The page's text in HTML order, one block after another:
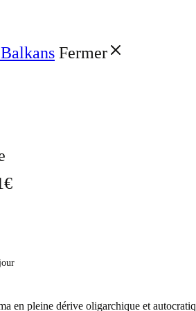
Fermer
en pleine dérive oligarchique et